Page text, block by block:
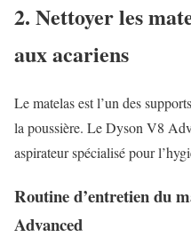
2. Nettoyer les
aux acariens
Le matelas est l’un des
la poussière. Le Dyson V8
aspirateur spécialisé pour
Routine d’entretien du
Advanced